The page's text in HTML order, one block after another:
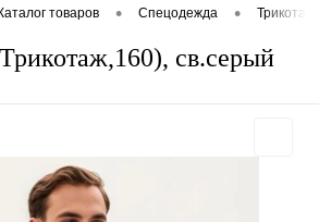
Каталог товаров • Спецодежда •
св.серый